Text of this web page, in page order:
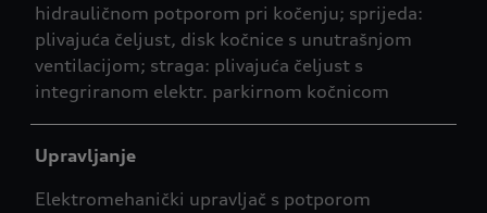
hidrauličnom potporom pri kočenju; sprijeda:
plivajuća čeljust, disk kočnice s unutrašnjom
ventilacijom; straga: plivajuća čeljust s
integriranom elektr. parkirnom kočnicom
Upravljanje
Elektromehanički upravljač s potporom